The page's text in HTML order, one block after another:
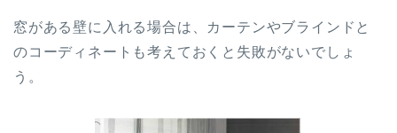
窓がある壁に入れる場合は、カーテンやブラインドと
のコーディネートも考えておくと失敗がないでしょ
う。